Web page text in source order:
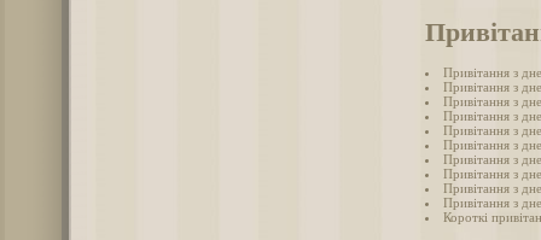
Привітання з
Привітання з
Привітання з
Привітання з
Привітання з
Привітання з
Привітання з
Привітання з
Привітання з
Привітання з
Короткі